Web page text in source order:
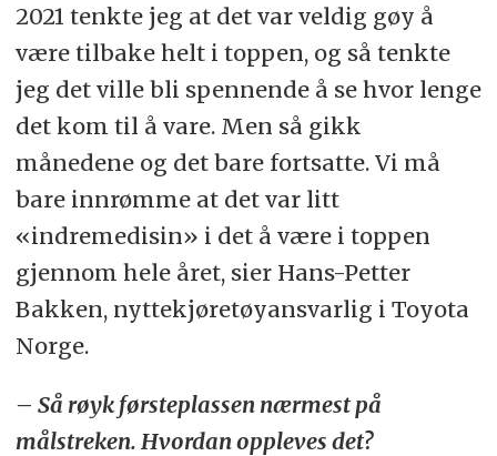
Alle intervjuene med lastebil- og
varebilimportørene ble først
publisert samlet i bladet YrkesBil
nr. 1 i januar.
Senere publiseres noen av
intervjuene på YrkesBil.no
Du finner dem her.
Denne gangen: Toyota Norge AS.
2021 tenkte jeg at det var veldig gøy å
være tilbake helt i toppen, og så tenkte
jeg det ville bli spennende å se hvor lenge
det kom til å vare. Men så gikk
månedene og det bare fortsatte. Vi må
bare innrømme at det var litt
«indremedisin» i det å være i toppen
gjennom hele året, sier Hans-Petter
Bakken, nyttekjøretøyansvarlig i Toyota
Norge.
– Så røyk førsteplassen nærmest på
målstreken. Hvordan oppleves det?